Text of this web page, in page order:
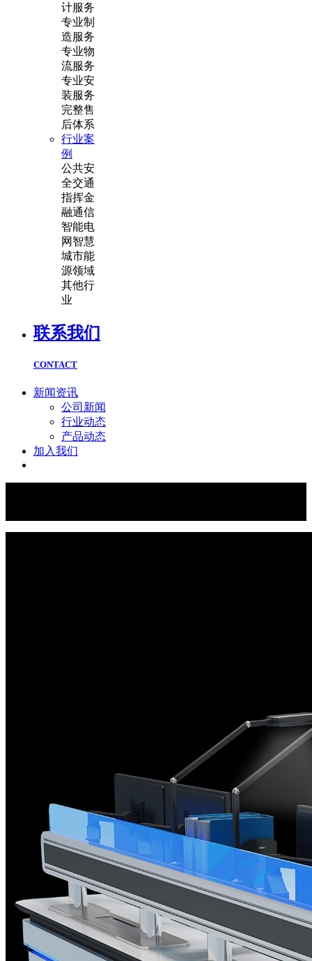
计服务
专业制
造服务
专业物
流服务
专业安
装服务
完整售
后体系
行业案
例
公共安
全交通
指挥金
融通信
智能电
网 智慧
城市能
源领域
其他行
业
联系我们
CONTACT
新闻资讯
公司新闻
行业动态
产品动态
加入我们